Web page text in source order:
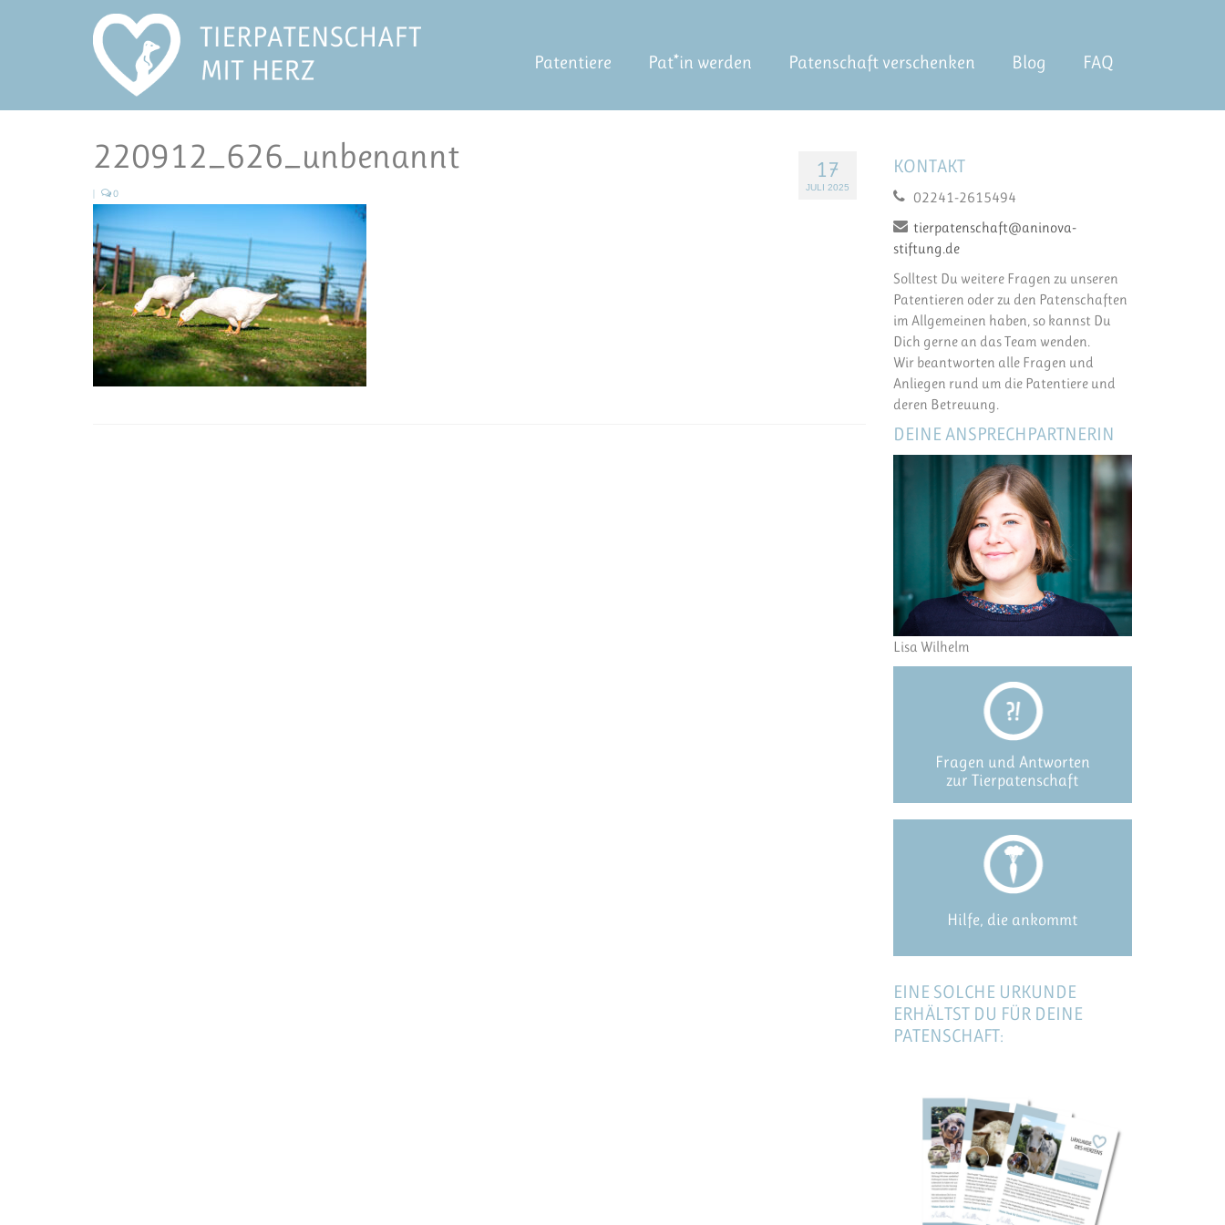
Patentiere Pat*in werden Patenschaft verschenken Blog FAQ
17
JULI 2025
220912_626_unbenannt
0
KONTAKT
02241-2615494
tierpatenschaft@aninova-
stiftung.de
Solltest Du weitere Fragen zu unseren
Patentieren oder zu den Patenschaften
im Allgemeinen haben, so kannst Du
Dich gerne an das Team wenden.
Wir beantworten alle Fragen und
Anliegen rund um die Patentiere und
deren Betreuung.
DEINE ANSPRECHPARTNERIN
Lisa Wilhelm
Fragen und Antworten
zur Tierpatenschaft
Hilfe, die ankommt
EINE SOLCHE URKUNDE
ERHÄLTST DU FÜR DEINE
PATENSCHAFT: